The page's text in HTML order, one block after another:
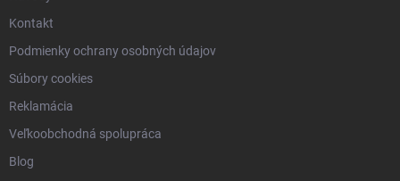
Kontakt
Podmienky ochrany osobných údajov
Súbory cookies
Reklamácia
Veľkoobchodná spolupráca
Blog